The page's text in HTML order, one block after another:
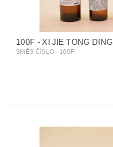
100F - XI JIE TONG DING
SMĚS ČÍSLO - 100F